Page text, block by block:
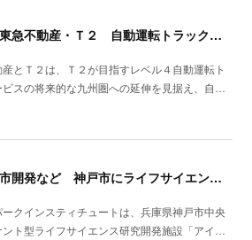
【物 流】北九州市・東急不動産・Ｔ２ 自動運転トラック拠点整備に向け官民連携
とＴ２は、Ｔ２が目指すレベル４自動運転ト
スの将来的な九州圏への延伸を見据え、自…
【物 流】三菱商事都市開発など 神戸市にライフサイエンス研究開発施設を着工
クインスティチュートは、兵庫県神戸市中央
ト型ライフサイエンス研究開発施設「アイ…